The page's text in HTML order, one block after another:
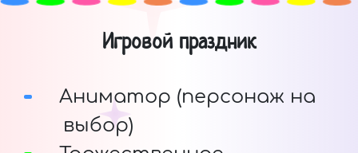
Игровой праздник
Аниматор (персонаж на
выбор)